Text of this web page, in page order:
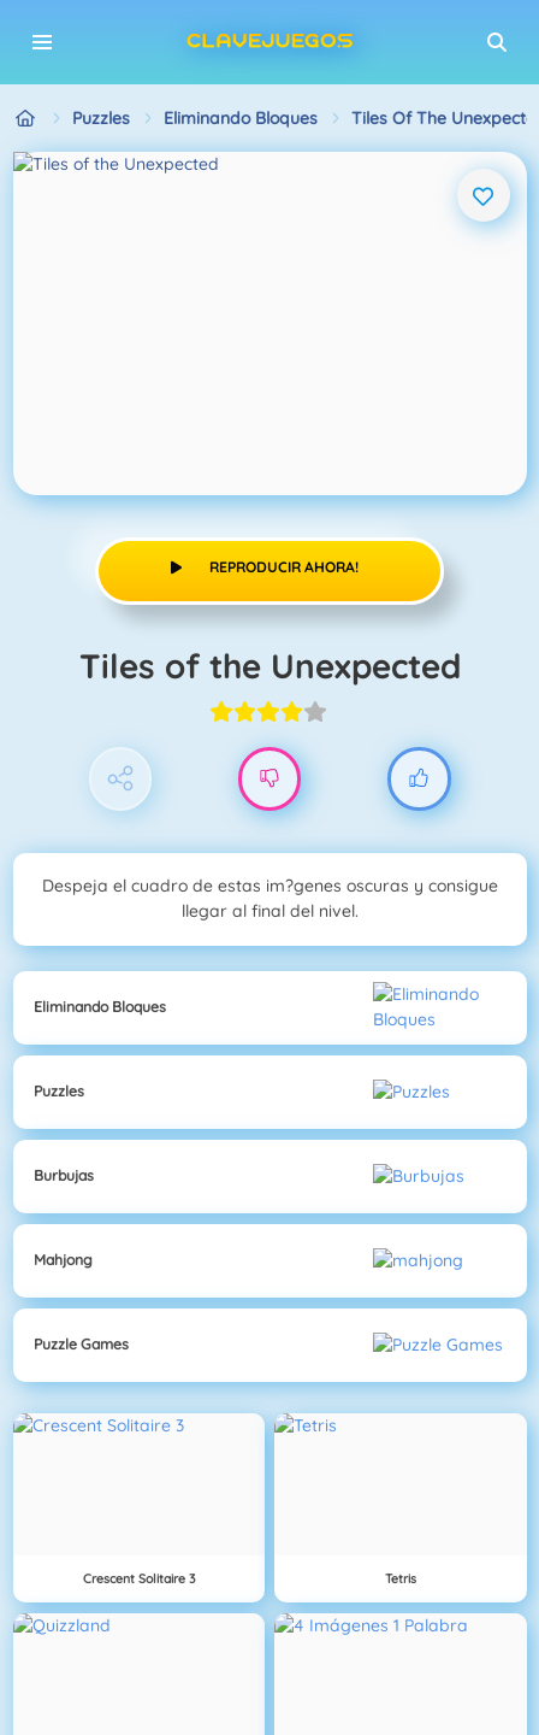
Puzzles Eliminando Bloques Tiles Of The
REPRODUCIR AHORA!
Tiles of the Unexpected
Despeja el cuadro de estas im?genes oscuras y consigue
llegar al final del nivel.
Eliminando Bloques
Puzzles
Burbujas
Mahjong
Puzzle Games
Crescent Solitaire 3 Tetris